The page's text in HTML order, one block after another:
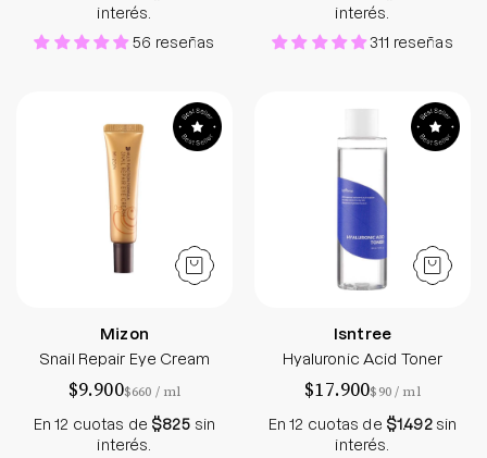
interés.
56 reseñas
interés.
311 reseñas
Snail Repair Eye Cream
Mizon
Snail Repair Eye Cream
$9.900$660 / por
ml
En 12 cuotas de $825 sin
interés.
Hyaluronic Acid
Isntree
Hyaluronic Acid Toner
$17.900$90/ por
ml
En 12 cuotas de $1.492sin
interés.